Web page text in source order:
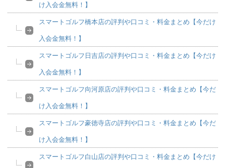
け入会金無料！】
スマートゴルフ橋本店の評判や口コミ・料金まとめ【今だけ
入会金無料！】
スマートゴルフ日吉店の評判や口コミ・料金まとめ【今だけ
入会金無料！】
スマートゴルフ向河原店の評判や口コミ・料金まとめ【今だ
け入会金無料！】
スマートゴルフ豪徳寺店の評判や口コミ・料金まとめ【今だ
け入会金無料！】
スマートゴルフ白山店の評判や口コミ・料金まとめ【今だけ